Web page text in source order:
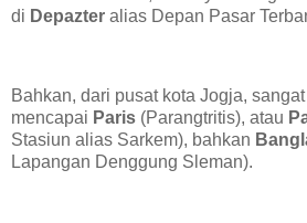
di Depazter alias Depan Pasar
Bahkan, dari pusat kota Jogja,
mencapai Paris (Parangtritis), atau
Stasiun alias Sarkem), bahkan
Lapangan Denggung Sleman).